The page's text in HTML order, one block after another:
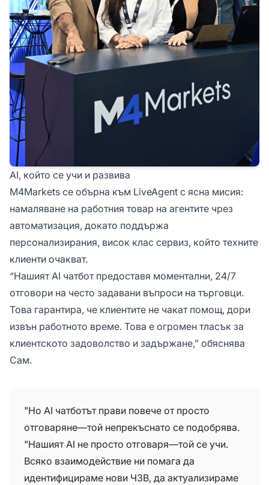
AI, който се учи и развива
M4Markets се обърна към LiveAgent с ясна мисия:
намаляване на работния товар на агентите чрез
автоматизация, докато поддържа
персонализирания, висок клас сервиз, който техните
клиенти очакват.
“Нашият AI чатбот предоставя моментални, 24/7
отговори на често задавани въпроси на търговци.
Това гарантира, че клиентите не чакат помощ, дори
извън работното време. Това е огромен тласък за
клиентското задоволство и задържане,” обяснява
Сам.
"Но AI чатботът прави повече от просто
отговаряне—той непрекъснато се подобрява.
"Нашият AI не просто отговаря—той се учи.
Всяко взаимодействие ни помага да
идентифицираме нови ЧЗВ, да актуализираме